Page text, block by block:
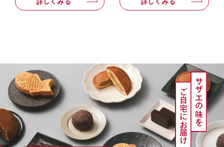
詳しくみる 詳しくみる
サザエの味を
ご自宅にお届け